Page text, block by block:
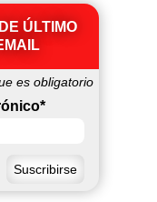
ÚLTIMO
es obligatorio
*